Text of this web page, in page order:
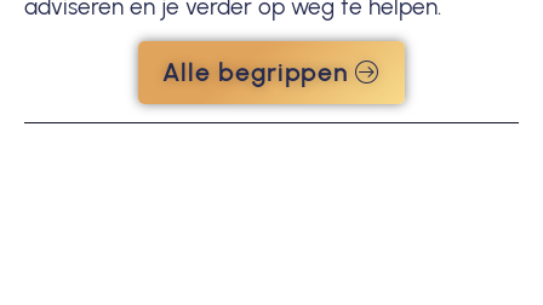
adviseren en je verder op weg te helpen.
Alle begrippen